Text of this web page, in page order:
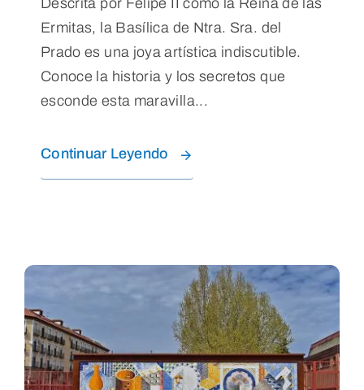
Descrita por Felipe II como la Reina de las
Ermitas, la Basílica de Ntra. Sra. del
Prado es una joya artística indiscutible.
Conoce la historia y los secretos que
esconde esta maravilla...
Continuar Leyendo